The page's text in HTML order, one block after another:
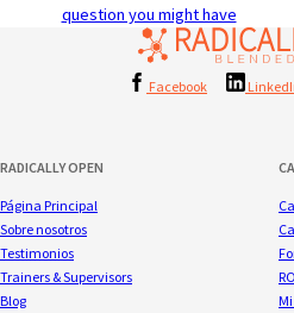
question you might have
Facebook
RADICALLY OPEN
Página Principal
Sobre nosotros
Testimonios
Trainers & Supervisors
Blog